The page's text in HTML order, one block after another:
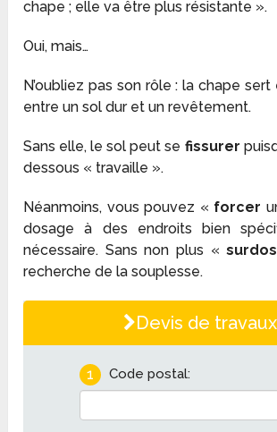
chape ; elle va être plus résistante ».
Oui, mais…
N’oubliez pas son rôle : la chape sert
entre un sol dur et un revêtement.
Sans elle, le sol peut se fissurer
dessous « travaille ».
Néanmoins, vous pouvez « forcer
dosage à des endroits bien
nécessaire. Sans non plus «
recherche de la souplesse.
Devis de travaux
1 Code postal: